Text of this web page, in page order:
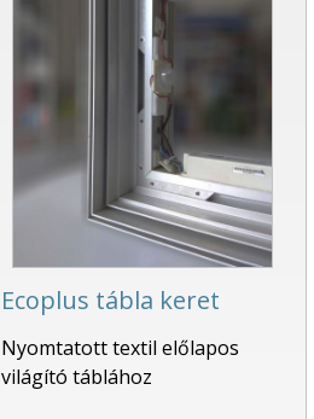
Ecoplus tábla keret
Nyomtatott textil előlapos
világító táblához